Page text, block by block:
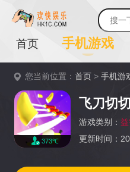
首页 手机游戏
您当前位置：首页 >手机游
373℃
飞刀切
游戏类别：
更新时间：